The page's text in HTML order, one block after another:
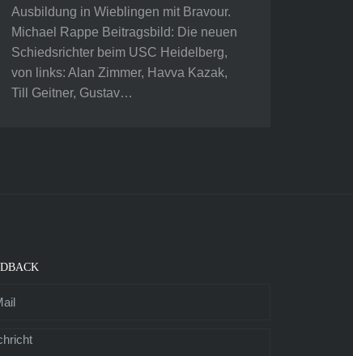
Ausbildung in Wieblingen mit Bravour.
Michael Rappe Beitragsbild: Die neuen
Schiedsrichter beim USC Heidelberg,
von links: Alan Zimmer, Havva Kazak,
Till Geitner, Gustav…